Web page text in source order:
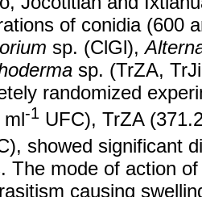
of conidia (600
sp. (ClGl),
sp. (TrZA,
randomized
ml-1 UFC), TrZA
showed significant
The mode of action
causing